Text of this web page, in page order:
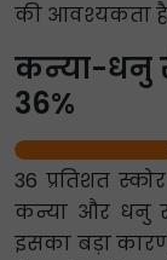
की आवश्यकता
कन्या-धनु
36%
36 प्रतिशत
कन्या और धनु
इसका बड़ा